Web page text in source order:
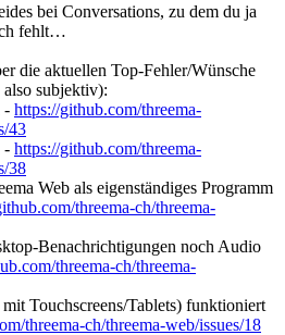
bei Conversations, zu dem du ja
fehlt…
die aktuellen Top-Fehler/Wünsche
subjektiv):
- https://github.com/threema-
43
- https://github.com/threema-
38
Web als eigenständiges Programm
threema-ch/threema-
Benachrichtigungen noch Audio
threema-ch/threema-
Touchscreens/Tablets) funktioniert
threema-ch/threema-web/issues/18